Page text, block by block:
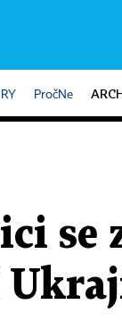
PročNe
se